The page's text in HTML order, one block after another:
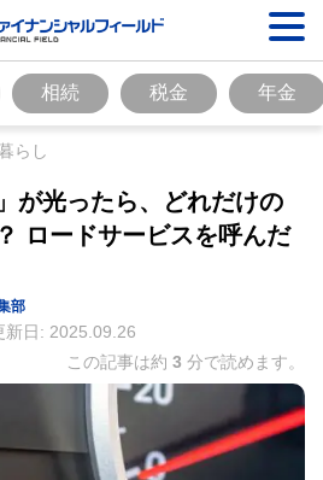
相続 税金 年金
らし
が光ったら、どれだけの
ロードサービスを呼んだ
部
新日: 2025.09.26
この記事は約 3 分で読めます。